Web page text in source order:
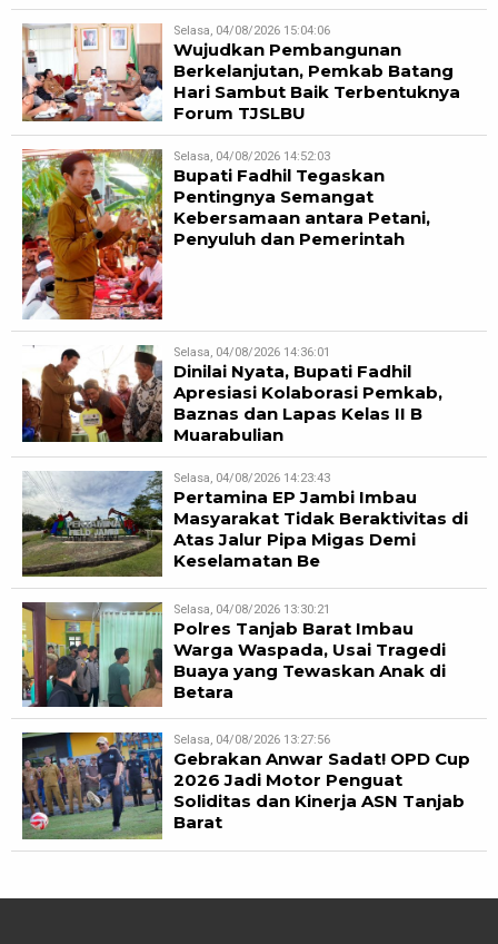
Selasa, 04/08/2026 15:04:06
Wujudkan Pembangunan
Berkelanjutan, Pemkab Batang
Hari Sambut Baik Terbentuknya
Forum TJSLBU
Selasa, 04/08/2026 14:52:03
Bupati Fadhil Tegaskan
Pentingnya Semangat
Kebersamaan antara Petani,
Penyuluh dan Pemerintah
Selasa, 04/08/2026 14:36:01
Dinilai Nyata, Bupati Fadhil
Apresiasi Kolaborasi Pemkab,
Baznas dan Lapas Kelas II B
Muarabulian
Selasa, 04/08/2026 14:23:43
Pertamina EP Jambi Imbau
Masyarakat Tidak Beraktivitas di
Atas Jalur Pipa Migas Demi
Keselamatan Be
Selasa, 04/08/2026 13:30:21
Polres Tanjab Barat Imbau
Warga Waspada, Usai Tragedi
Buaya yang Tewaskan Anak di
Betara
Selasa, 04/08/2026 13:27:56
Gebrakan Anwar Sadat! OPD Cup
2026 Jadi Motor Penguat
Soliditas dan Kinerja ASN Tanjab
Barat